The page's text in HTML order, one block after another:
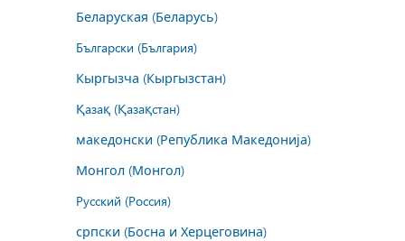
Беларуская (Беларусь)
Български (България)
Кыргызча (Кыргызстан)
Қазақ (Қазақстан)
македонски (Република Македонија)
Монгол (Монгол)
Русский (Россия)
српски (Босна и Херцеговина)